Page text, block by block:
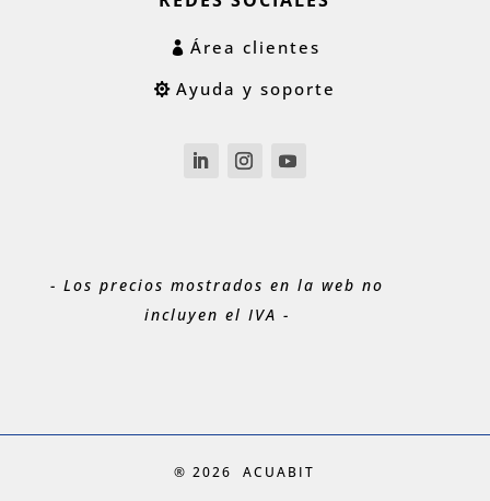
Área clientes
Ayuda y soporte
- Los precios mostrados en la web no
incluyen el IVA -
® 2026ACUABIT